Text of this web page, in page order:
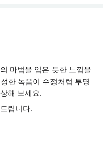
마법을 입은 듯한 느낌을
한 녹음이 수정처럼 투명
해 보세요.
립니다.